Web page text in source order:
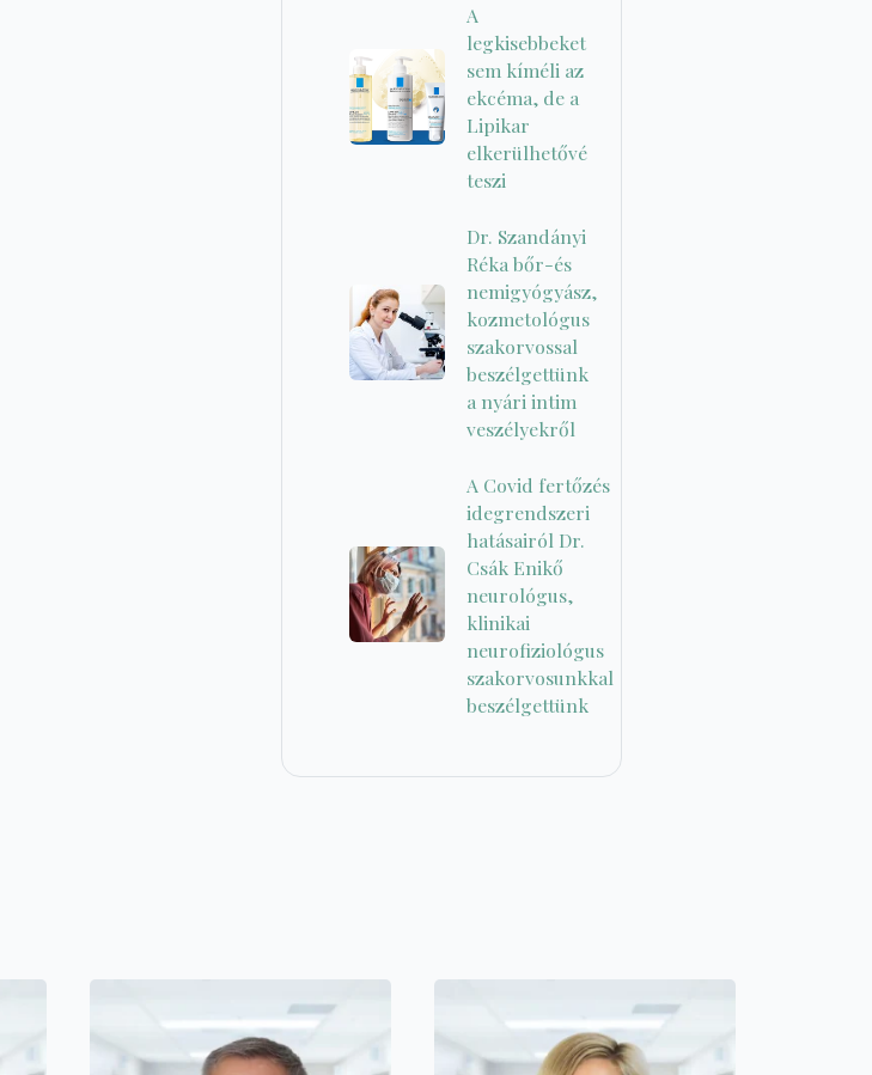
A
legkisebbeket
sem kíméli az
ekcéma, de a
Lipikar
elkerülhetővé
teszi
Dr. Szandányi
Réka bőr-és
nemigyógyász,
kozmetológus
szakorvossal
beszélgettünk
a nyári intim
veszélyekről
A Covid fertőzés
idegrendszeri
hatásairól Dr.
Csák Enikő
neurológus,
klinikai
neurofiziológus
szakorvosunkkal
beszélgettünk